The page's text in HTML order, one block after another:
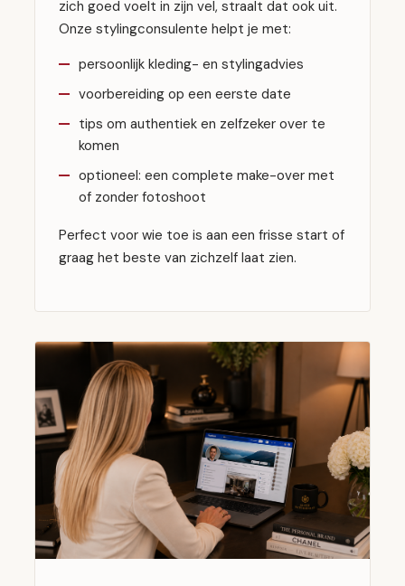
zich goed voelt in zijn vel, straalt dat ook uit.
Onze stylingconsulente helpt je met:
persoonlijk kleding- en stylingadvies
voorbereiding op een eerste date
tips om authentiek en zelfzeker over te
komen
optioneel: een complete make-over met
of zonder fotoshoot
Perfect voor wie toe is aan een frisse start of
graag het beste van zichzelf laat zien.